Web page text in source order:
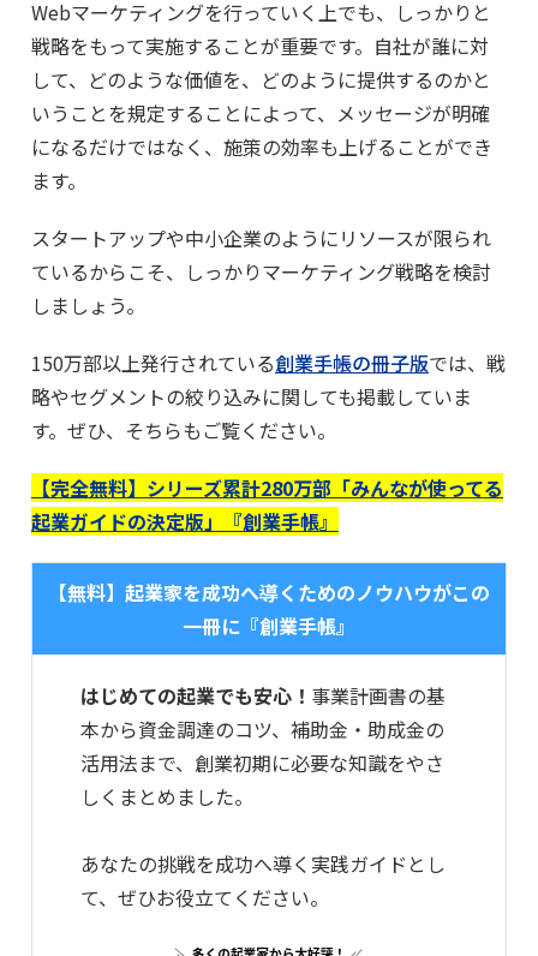
Webマーケティングを行っていく上でも、しっかりと
戦略をもって実施することが重要です。自社が誰に対
して、どのような価値を、どのように提供するのかと
いうことを規定することによって、メッセージが明確
になるだけではなく、施策の効率も上げることができ
ます。
スタートアップや中小企業のようにリソースが限られ
ているからこそ、しっかりマーケティング戦略を検討
しましょう。
150万部以上発行されている創業手帳の冊子版では、戦
略やセグメントの絞り込みに関しても掲載していま
す。ぜひ、そちらもご覧ください。
【完全無料】シリーズ累計280万部「みんなが使ってる
起業ガイドの決定版」『創業手帳』
【無料】起業家を成功へ導くためのノウハウがこの
一冊に『創業手帳』
はじめての起業でも安心！ 事業計画書の基
本から資金調達のコツ、補助金・助成金の
活用法まで、創業初期に必要な知識をやさ
しくまとめました。
あなたの挑戦を成功へ導く実践ガイドとし
て、ぜひお役立てください。